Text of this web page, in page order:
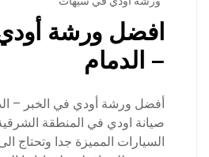
افضل ورشة
– الدمام
أفضل ورشة أودي في الخبر –
صيانة اودي في المنطقة
السيارات المميزة جدا وتحتاج